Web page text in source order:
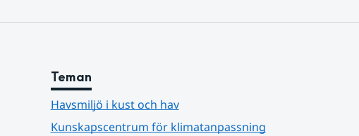
Teman
Havsmiljö i kust och hav
Kunskapscentrum för klimatanpassning